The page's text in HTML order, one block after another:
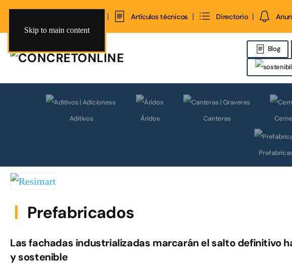
Skip to main content
Artículos técnicos Directorio
Blog
Aditivos Áridos Canteras
Prefabricados
Las fachadas industrializadas marcarán el salto definitivo
y sostenible